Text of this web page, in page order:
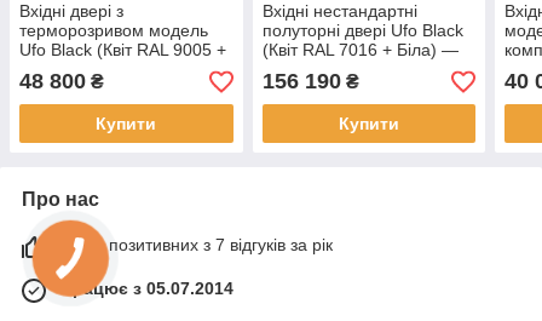
Вхідні двері з
терморозривом модель
Ufo Black (Квіт RAL 9005 +
Чорна шагрень)
комплектація COTTAGE
48 800 ₴
Купити
Вхідні нестандартні
полуторні двері Ufo Black
(Квіт RAL 7016 + Біла) —
Розмір 2200*1700 —
комплектація
156 190₴
Купити
MG3
40
Про нас
100% позитивних з 7 відгуків за рік
Працює з 05.07.2014